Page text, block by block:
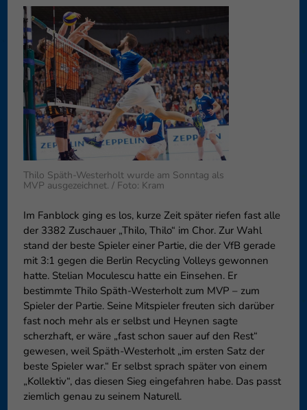
Thilo Späth-Westerholt wurde am Sonntag als
MVP ausgezeichnet. / Foto: Kram
Im Fanblock ging es los, kurze Zeit später riefen fast alle
der 3382 Zuschauer „Thilo, Thilo“ im Chor. Zur Wahl
stand der beste Spieler einer Partie, die der VfB gerade
mit 3:1 gegen die Berlin Recycling Volleys gewonnen
hatte. Stelian Moculescu hatte ein Einsehen. Er
bestimmte Thilo Späth-Westerholt zum MVP – zum
Spieler der Partie. Seine Mitspieler freuten sich darüber
fast noch mehr als er selbst und Heynen sagte
scherzhaft, er wäre „fast schon sauer auf den Rest“
gewesen, weil Späth-Westerholt „im ersten Satz der
beste Spieler war.“ Er selbst sprach später von einem
„Kollektiv“, das diesen Sieg eingefahren habe. Das passt
ziemlich genau zu seinem Naturell.
Datenschutzeinstellungen
Essenziell (1)
Essenzielle Cookies
Funktion der Website
Externe Medien (6)
Inhalte von Videoplattformen
blockiert. Wenn Cookies von
diese Inhalte keiner